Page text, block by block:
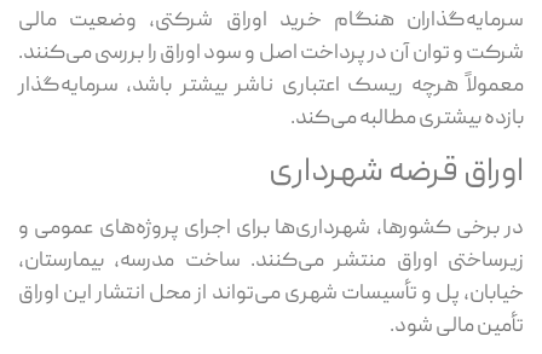
سرمایه‌گذاران هنگام خرید اوراق شرکتی، وضعیت مالی
شرکت و توان آن در پرداخت اصل و سود اوراق را بررسی می‌کنند.
معمولاً هرچه ریسک اعتباری ناشر بیشتر باشد، سرمایه‌گذار
بازده بیشتری مطالبه می‌کند.
اوراق قرضه شهرداری
در برخی کشورها، شهرداری‌ها برای اجرای پروژه‌های عمومی و
زیرساختی اوراق منتشر می‌کنند. ساخت مدرسه، بیمارستان،
خیابان، پل و تأسیسات شهری می‌تواند از محل انتشار این اوراق
تأمین مالی شود.